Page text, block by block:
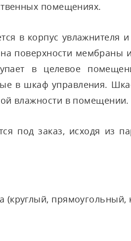
помещениях.
в корпус
поверхности мембраны
в целевое
в шкаф управления.
влажности в помещении.
под заказ, исходя из
(круглый, прямоугольный,